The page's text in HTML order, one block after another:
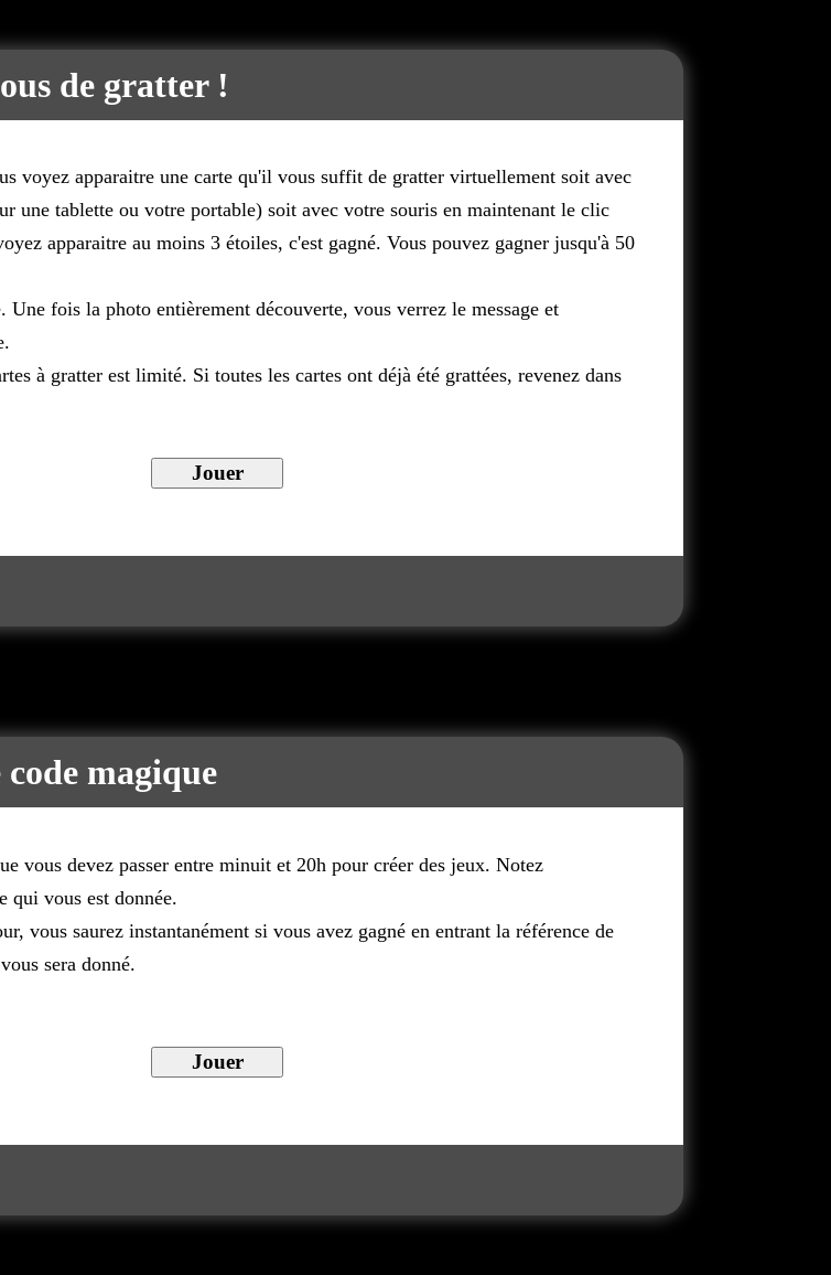
de gratter !
voyez apparaitre une carte qu'il vous suffit de gratter virtuellement soit avec
une tablette ou votre portable) soit avec votre souris en maintenant le clic
apparaitre au moins 3 étoiles, c'est gagné. Vous pouvez gagner jusqu'à 50
Une fois la photo entièrement découverte, vous verrez le message et
à gratter est limité. Si toutes les cartes ont déjà été grattées, revenez dans
code magique
vous devez passer entre minuit et 20h pour créer des jeux. Notez
qui vous est donnée.
vous saurez instantanément si vous avez gagné en entrant la référence de
sera donné.